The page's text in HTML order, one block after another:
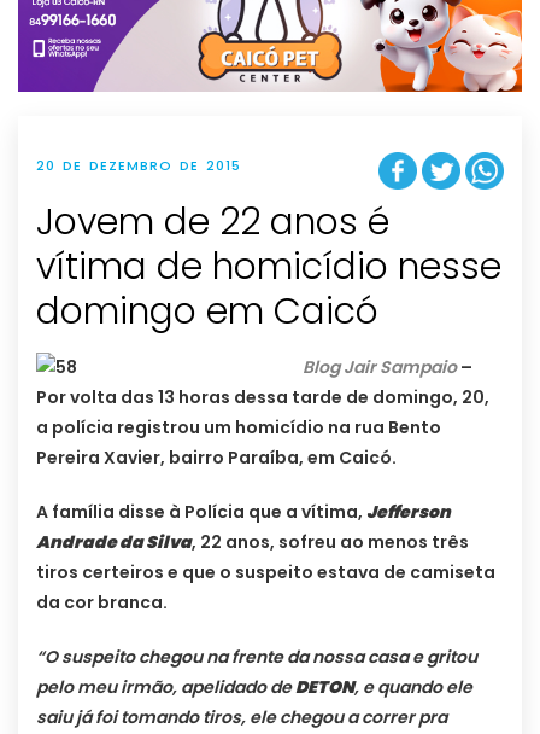
t
i
o
n
20 DE DEZEMBRO DE 2015
Jovem de 22 anos é
vítima de homicídio nesse
domingo em Caicó
Blog Jair Sampaio–
Por volta das 13 horas dessa tarde de domingo, 20,
a polícia registrou um homicídio na rua Bento
Pereira Xavier, bairro Paraíba, em Caicó.
A família disse à Polícia que a vítima, Jefferson
Andrade da Silva, 22 anos, sofreu ao menos três
tiros certeiros e que o suspeito estava de camiseta
da cor branca.
“O suspeito chegou na frente da nossa casa e gritou
pelo meu irmão, apelidado deDETON, e quando ele
saiu já foi tomando tiros, ele chegou a correr pra